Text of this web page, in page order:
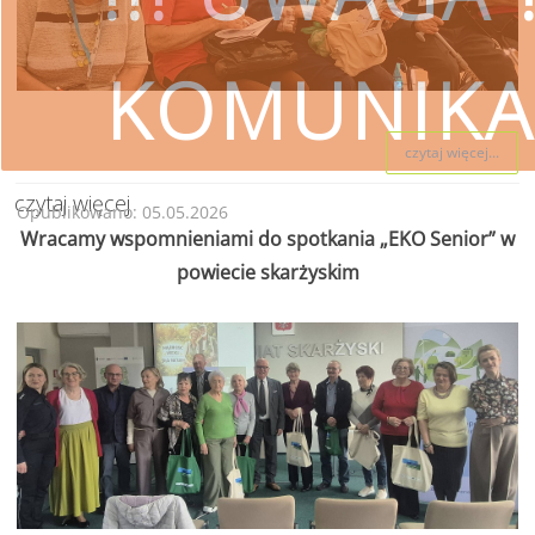
czytaj więcej
Wojewódzki Fundusz Ochrony
czytaj więcej...
Opublikowano: 05.05.2026
Wracamy wspomnieniami do spotkania „EKO Senior” w
powiecie skarżyskim